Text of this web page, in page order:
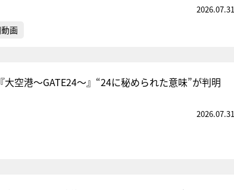
2026.07.31
画
空港～GATE24～』“24に秘められた意味”が判明
2026.07.31